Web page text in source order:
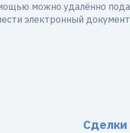
можно удалённо
электронный
Сделки